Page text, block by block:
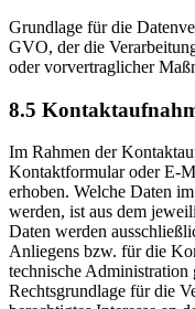
Grundlage für die
GVO, der die
oder vorvertraglicher
8.5
Im Rahmen der
Kontaktformular oder E-
erhoben. Welche Daten
werden, ist aus dem
Daten werden
Anliegens bzw. für die
technische Administration
Rechtsgrundlage für die